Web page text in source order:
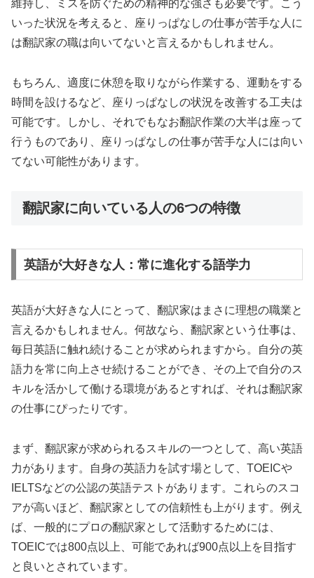
維持し、ミスを防ぐための精神的な強さも必要です。こう
いった状況を考えると、座りっぱなしの仕事が苦手な人に
は翻訳家の職は向いてないと言えるかもしれません。
もちろん、適度に休憩を取りながら作業する、運動をする
時間を設けるなど、座りっぱなしの状況を改善する工夫は
可能です。しかし、それでもなお翻訳作業の大半は座って
行うものであり、座りっぱなしの仕事が苦手な人には向い
てない可能性があります。
翻訳家に向いている人の6つの特徴
英語が大好きな人：常に進化する語学力
英語が大好きな人にとって、翻訳家はまさに理想の職業と
言えるかもしれません。何故なら、翻訳家という仕事は、
毎日英語に触れ続けることが求められますから。自分の英
語力を常に向上させ続けることができ、その上で自分のス
キルを活かして働ける環境があるとすれば、それは翻訳家
の仕事にぴったりです。
まず、翻訳家が求められるスキルの一つとして、高い英語
力があります。自身の英語力を試す場として、TOEICや
IELTSなどの公認の英語テストがあります。これらのスコ
アが高いほど、翻訳家としての信頼性も上がります。例え
ば、一般的にプロの翻訳家として活動するためには、
TOEICでは800点以上、可能であれば900点以上を目指す
と良いとされています。